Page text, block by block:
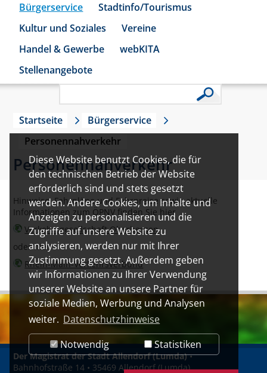
Diese Website benutzt Cookies, die für
den technischen Betrieb der Website
erforderlich sind und stets gesetzt
werden. Andere Cookies, um Inhalte und
Anzeigen zu personalisieren und die
Zugriffe auf unsere Website zu
analysieren, werden nur mit Ihrer
Zustimmung gesetzt. Außerdem geben
wir Informationen zu Ihrer Verwendung
unserer Website an unsere Partner für
soziale Medien, Werbung und Analysen
weiter. Datenschutzhinweise
Notwendig
Statistiken
Bürgerservice
Stadtinfo/Tourismus
Kultur und Soziales
Vereine
Handel & Gewerbe
webKITA
Stellenangebote
Startseite
Bürgerservice
Personennahverkehr
Personennahverkehr
Hinweise, Fahrpläne und Fahrpreise sowie aktuelle
Informationen zum ÖPNV finden Sie hier
Verkehrsgesellschaft Oberhessen
oder hier
Rhein-Main-Verkehrsverbund
Der Magistrat der Stadt Allendorf (Lumda)•
Bahnhofstraße 14 • 35469 Allendorf (Lumda)